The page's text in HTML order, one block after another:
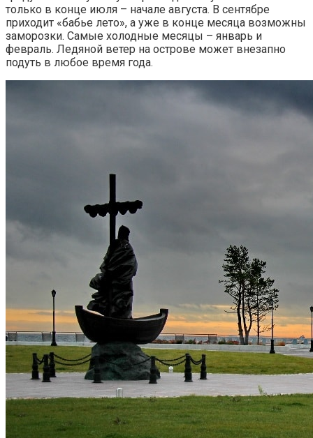
только в конце июля – начале августа. В сентябре
приходит «бабье лето», а уже в конце месяца возможны
заморозки. Самые холодные месяцы – январь и
февраль. Ледяной ветер на острове может внезапно
подуть в любое время года.